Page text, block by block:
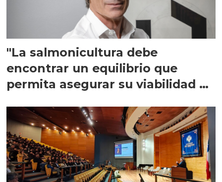
"La salmonicultura debe
encontrar un equilibrio que
permita asegurar su viabilidad de